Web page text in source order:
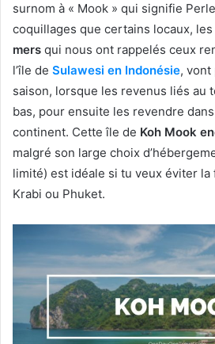
surnom à « Mook » qui signifie
coquillages que certains locaux, les
mers qui nous ont rappelés ceux
l’île de Sulawesi en Indonésie, vont
saison, lorsque les revenus liés au
bas, pour ensuite les revendre
continent. Cette île de Koh Mook
malgré son large choix
limité) est idéale si tu veux éviter la
Krabi ou Phuket.